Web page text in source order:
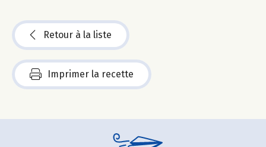
Retour à la liste
Imprimer la recette